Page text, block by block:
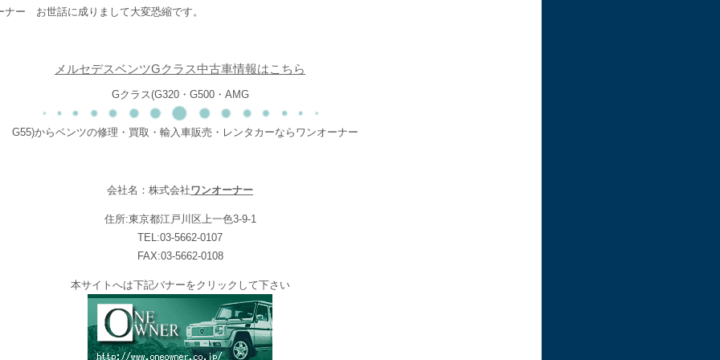
ナー お世話に成りまして大変恐縮です。
メルセデスベンツGクラス中古車情報はこちら
Gクラス(G320・G500・AMG
G55)からベンツの修理・買取・輸入車販売・レンタカーならワンオーナー
会社名：株式会社ワンオーナー
住所:東京都江戸川区上一色3-9-1
TEL:03-5662-0107
FAX:03-5662-0108
本サイトへは下記バナーをクリックして下さい